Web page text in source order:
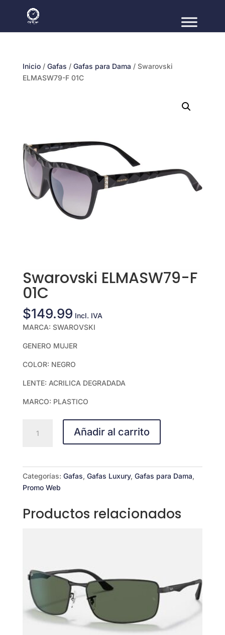
Inicio/ Gafas / Gafas para Dama / Swarovski
ELMASW79-F 01C
Swarovski ELMASW79-F
01C
$149.99 Incl. IVA
MARCA: SWAROVSKI
GENERO MUJER
COLOR: NEGRO
LENTE: ACRILICA DEGRADADA
MARCO: PLASTICO
ELMASW79-
Añadir al carrito
Categorías: Gafas, Gafas Luxury, Gafas para Dama,
Promo Web
Productos relacionados